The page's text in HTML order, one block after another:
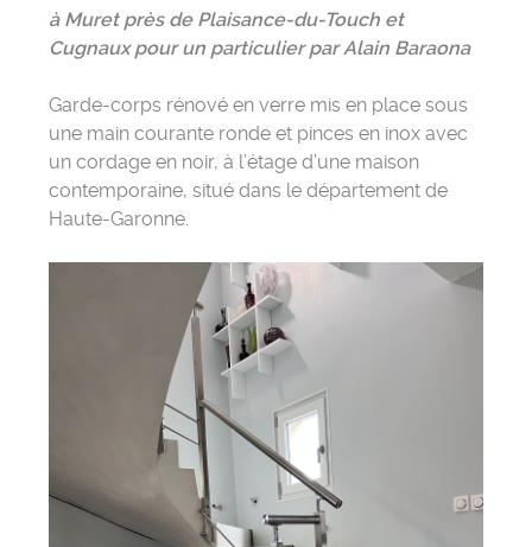
à Muret près de Plaisance-du-Touch et
Cugnaux pour un particulier par Alain Baraona
Garde-corps rénové en verre mis en place sous
une main courante ronde et pinces en inox avec
un cordage en noir, à l’étage d’une maison
contemporaine, situé dans le département de
Haute-Garonne.